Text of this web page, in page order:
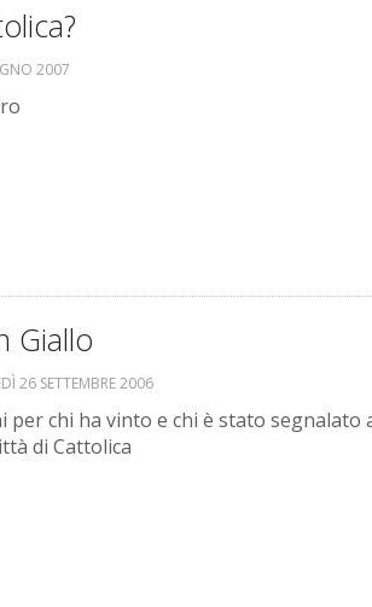
2007
Giallo
26 SETTEMBRE 2006
per chi ha vinto e chi è stato segnalato
di Cattolica